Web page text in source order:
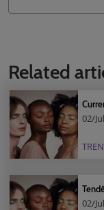
Related
02/
02/